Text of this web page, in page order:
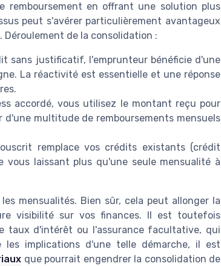
remboursement en offrant une solution plus
peut s'avérer particulièrement avantageux
de la consolidation :
sans justificatif, l'emprunteur bénéficie d'une
La réactivité est essentielle et une réponse
accordé, vous utilisez le montant reçu pour
multitude de remboursements mensuels
remplace vos crédits existants (crédit
vous laissant plus qu'une seule mensualité à
mensualités. Bien sûr, cela peut allonger la
visibilité sur vos finances. Il est toutefois
taux d'intérêt ou l'assurance facultative, qui
implications d'une telle démarche, il est
que pourrait engendrer la consolidation de